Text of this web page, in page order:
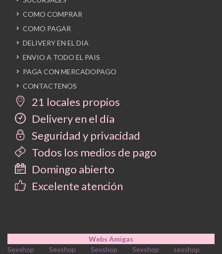
COMO COMPRAR
COMO PAGAR
DELIVERY EN EL DIA
ENVIO A TODO EL PAIS
PAGA CON MERCADOPAGO
CONTACTENOS
21 locales propios
Delivery en el día
Seguridad y privacidad
Todos los medios de pago
Domingo abierto
Excelente atención
Webs Amigas
Sexshop
Sexshop
Sexshop
Sexshop
sexshop